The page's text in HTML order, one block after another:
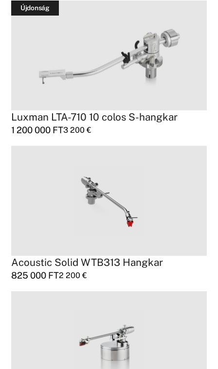
Újdonság
Luxman LTA-710 10 colos S-hangkar
1 200 000 FT3 200€
Acoustic Solid WTB313 Hangkar
825 000 FT2 200€